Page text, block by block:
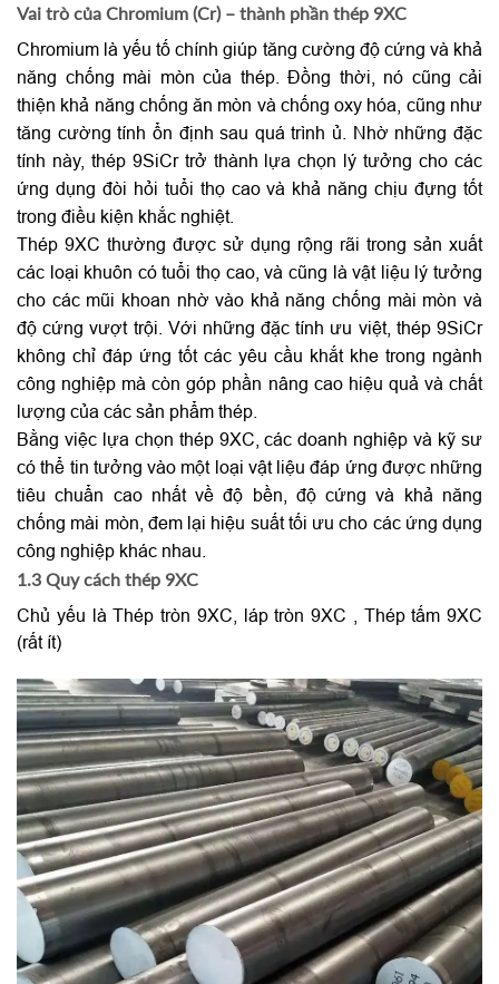
Vai trò của Chromium (Cr) – thành phần thép 9XC
Chromium là yếu tố chính giúp tăng cường độ cứng và khả
năng chống mài mòn của thép. Đồng thời, nó cũng cải
thiện khả năng chống ăn mòn và chống oxy hóa, cũng như
tăng cường tính ổn định sau quá trình ủ. Nhờ những đặc
tính này, thép 9SiCr trở thành lựa chọn lý tưởng cho các
ứng dụng đòi hỏi tuổi thọ cao và khả năng chịu đựng tốt
trong điều kiện khắc nghiệt.
Thép 9XC thường được sử dụng rộng rãi trong sản xuất
các loại khuôn có tuổi thọ cao, và cũng là vật liệu lý tưởng
cho các mũi khoan nhờ vào khả năng chống mài mòn và
độ cứng vượt trội. Với những đặc tính ưu việt, thép 9SiCr
không chỉ đáp ứng tốt các yêu cầu khắt khe trong ngành
công nghiệp mà còn góp phần nâng cao hiệu quả và chất
lượng của các sản phẩm thép.
Bằng việc lựa chọn thép 9XC, các doanh nghiệp và kỹ sư
có thể tin tưởng vào một loại vật liệu đáp ứng được những
tiêu chuẩn cao nhất về độ bền, độ cứng và khả năng
chống mài mòn, đem lại hiệu suất tối ưu cho các ứng dụng
công nghiệp khác nhau.
1.3 Quy cách thép 9XC
Chủ yếu là Thép tròn 9XC, láp tròn 9XC , Thép tấm 9XC
(rất ít)